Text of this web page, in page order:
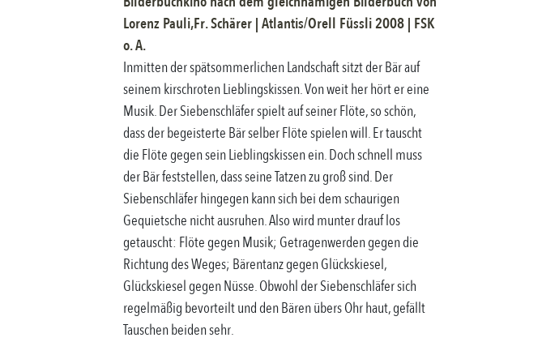
Lorenz Pauli,Fr. Schärer| Atlantis/Orell Füssli2008| FSK
o. A.
Inmitten der spätsommerlichen Landschaft sitzt der Bär auf
seinem kirschroten Lieblingskissen. Von weit her hört er eine
Musik. Der Siebenschläfer spielt auf seiner Flöte, so schön,
dass der begeisterte Bär selber Flöte spielen will. Er tauscht
die Flöte gegen sein Lieblingskissen ein. Doch schnell muss
der Bär feststellen, dass seine Tatzen zu groß sind. Der
Siebenschläfer hingegen kann sich bei dem schaurigen
Gequietsche nicht ausruhen. Also wird munter drauf los
getauscht: Flöte gegen Musik; Getragenwerden gegen die
Richtung des Weges; Bärentanz gegen Glückskiesel,
Glückskiesel gegen Nüsse. Obwohl der Siebenschläfer sich
regelmäßig bevorteilt und den Bären übers Ohr haut, gefällt
Tauschen beiden sehr.